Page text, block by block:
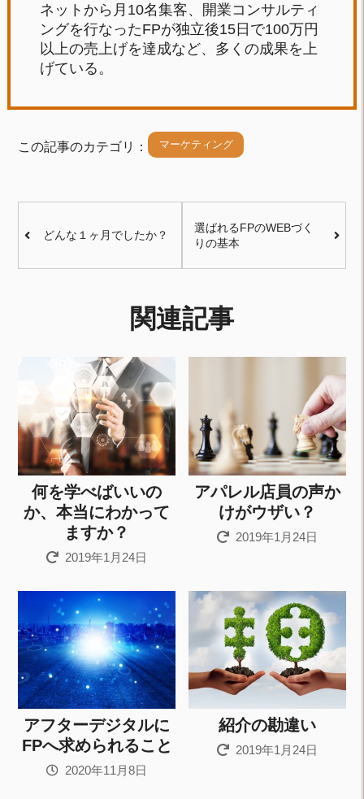
ネットから月10名集客、開業コンサルティ
ングを行なったFPが独立後15日で100万円
以上の売上げを達成など、多くの成果を上
げている。
この記事のカテゴリ： マーケティング
どんな１ヶ月でしたか？
選ばれるFPのWEBづく
りの基本
関連記事
何を学べばいいの
か、本当にわかって
ますか？
2019年1月24日
アパレル店員の声か
けがウザい？
2019年1月24日
アフターデジタルに
FPへ求められること
2020年11月8日
紹介の勘違い
2019年1月24日